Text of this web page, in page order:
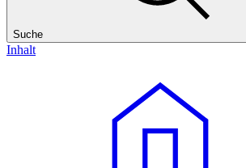
Suche
Inhalt